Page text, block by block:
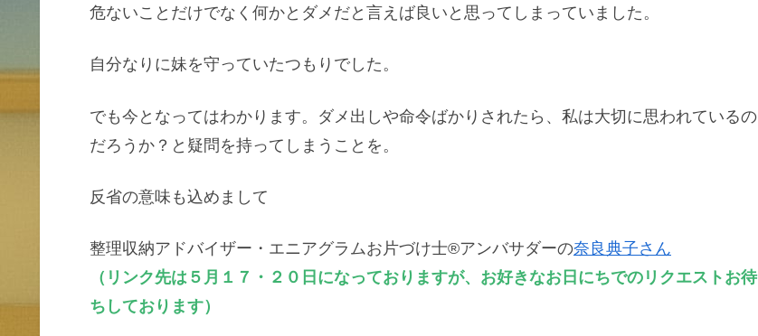
危ないことだけでなく何かとダメだと言えば良いと思ってしまっていました。
自分なりに妹を守っていたつもりでした。
でも今となってはわかります。ダメ出しや命令ばかりされたら、私は大切に思われているの
だろうか？と疑問を持ってしまうことを。
反省の意味も込めまして
整理収納アドバイザー・エニアグラムお片づけ士®アンバサダーの奈良典子さん
（リンク先は５月１７・２０日になっておりますが、お好きなお日にちでのリクエストお待
ちしております）